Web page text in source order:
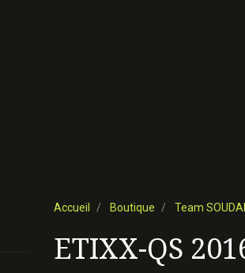
Accueil Boutique Team
ETIXX-QS